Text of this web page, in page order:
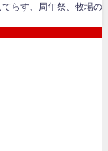
らす、周年祭、牧場の